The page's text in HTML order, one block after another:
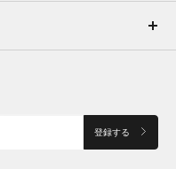
登録する